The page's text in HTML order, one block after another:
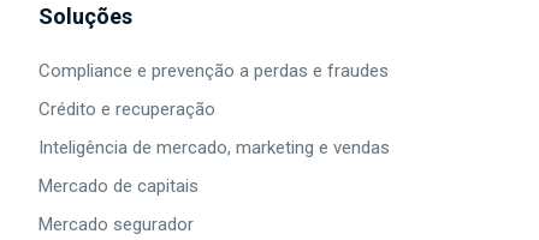
Mercado de Capitais
Mercado Segurador
Segurança e Negócios Veiculares
Cases
Área do cliente
Soluções
Compliance e prevenção a perdas e fraudes
Crédito e recuperação
Inteligência de mercado, marketing e vendas
Mercado de capitais
Mercado segurador